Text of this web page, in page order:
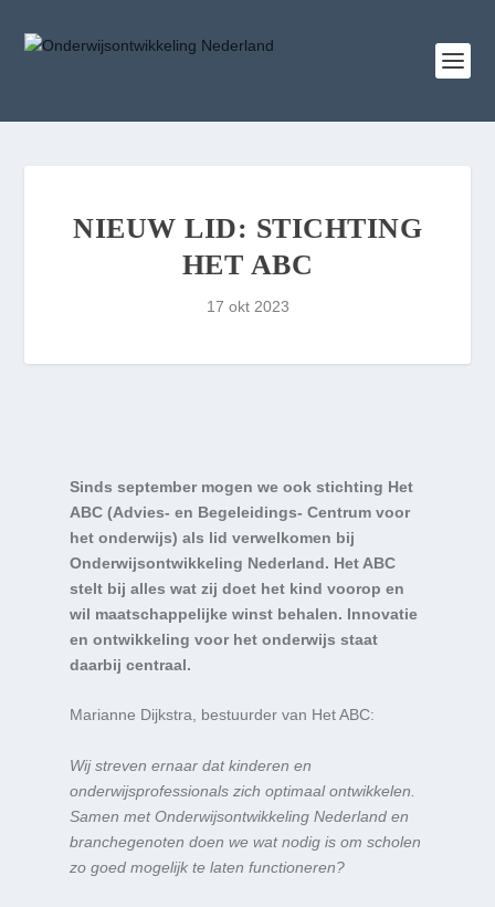
NIEUW LID: STICHTING
HET ABC
17 okt 2023
Sinds september mogen we ook stichting Het
ABC (Advies- en Begeleidings- Centrum voor
het onderwijs) als lid verwelkomen bij
Onderwijsontwikkeling Nederland. Het ABC
stelt bij alles wat zij doet het kind voorop en
wil maatschappelijke winst behalen. Innovatie
en ontwikkeling voor het onderwijs staat
daarbij centraal.
Marianne Dijkstra, bestuurder van Het ABC:
Wij streven ernaar dat kinderen en
onderwijsprofessionals zich optimaal ontwikkelen.
Samen met Onderwijsontwikkeling Nederland en
branchegenoten doen we wat nodig is om scholen
zo goed mogelijk te laten functioneren?